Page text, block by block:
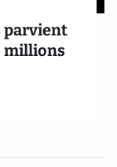
parvient
millions